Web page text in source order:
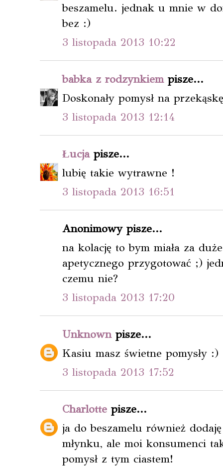
beszamelu. jednak u mnie w
bez :)
3 listopada 2013 10:22
babka z rodzynkiempisze...
Doskonały pomysł na
3 listopada 2013 12:14
Łucjapisze...
lubię takie wytrawne !
3 listopada 2013 16:51
Anonimowy pisze...
na kolację to bym miała za
apetycznego przygotować ;)
czemu nie?
3 listopada 2013 17:20
Unknownpisze...
Kasiu masz świetne pomysły :)
3 listopada 2013 17:52
Charlotte pisze...
ja do beszamelu również
młynku, ale moi konsumenci
pomysł z tym ciastem!